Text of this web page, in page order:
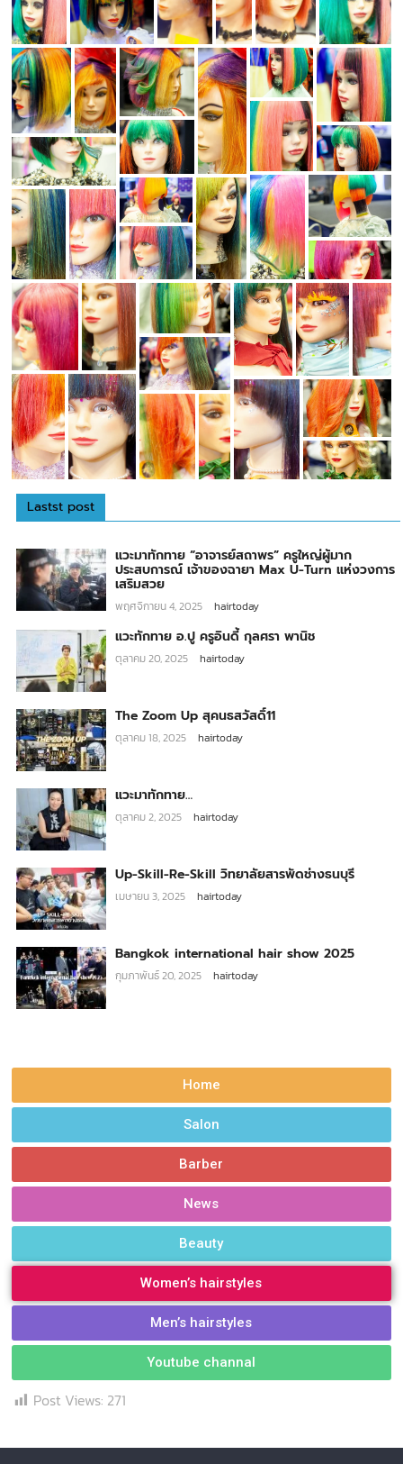
Lastst post
แวะมาทักทาย “อาจารย์สถาพร” ครูใหญ่ผู้มาก
ประสบการณ์ เจ้าของฉายา Max U-Turn แห่งวงการ
เสริมสวย
พฤศจิกายน 4, 2025 hairtoday
แวะทักทาย อ.ปู ครูอินดี้ กุลศรา พานิช
ตุลาคม 20, 2025 hairtoday
The Zoom Up สุคนธสวัสดิ์11
ตุลาคม 18, 2025 hairtoday
แวะมาทักทาย…
ตุลาคม 2, 2025 hairtoday
Up-Skill-Re-Skill วิทยาลัยสารพัดช่างธนบุรี
เมษายน 3, 2025 hairtoday
Bangkok international hair show 2025
กุมภาพันธ์ 20, 2025 hairtoday
Home
Salon
Barber
News
Beauty
Women’s hairstyles
Men’s hairstyles
Youtube channal
Post Views: 271